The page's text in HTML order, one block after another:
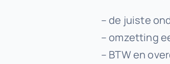
– de juiste
– omzetting
– BTW en